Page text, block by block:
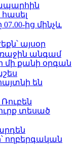
07.00-ից մինչև
այսօր
անգամ
քանի օրգան
են
տեսած
ողբերգական